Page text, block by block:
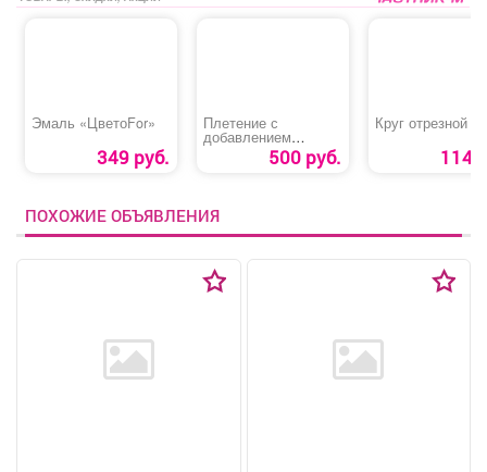
Эмаль «ЦветоFor»
349 руб.
Плетение с
добавлением
цветного каниколона
и в цвет своих волос
500 руб.
Круг отрезной
114
ПОХОЖИЕ ОБЪЯВЛЕНИЯ